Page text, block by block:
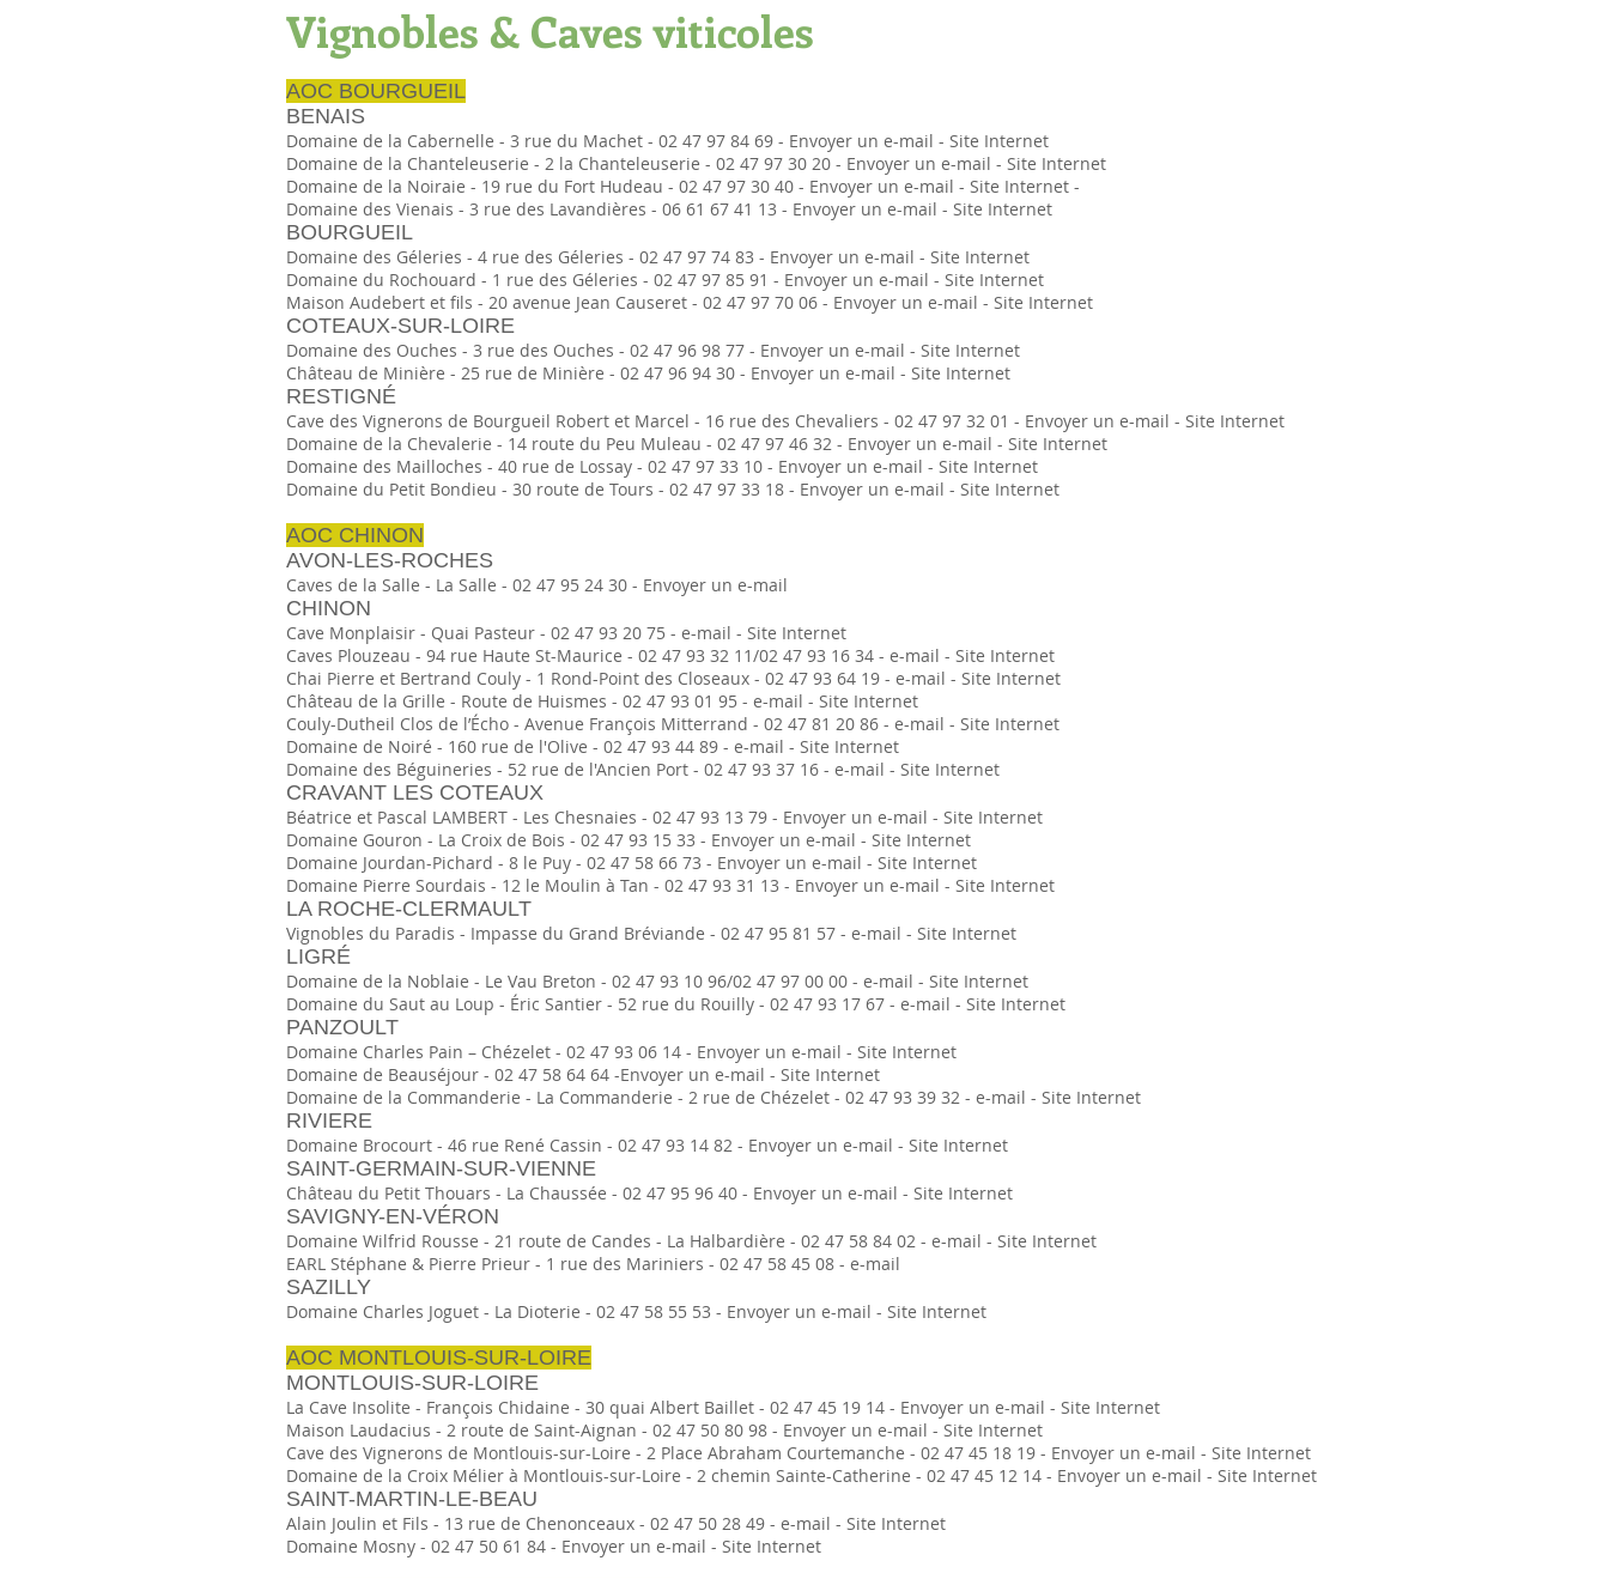
Vignobles & Caves viticoles
AOC BOURGUEIL
BENAIS
Domaine de la Cabernelle - 3 rue du Machet - 02 47 97 84 69 - Envoyer un e-mail - Site Internet
Domaine de la Chanteleuserie - 2 la Chanteleuserie - 02 47 97 30 20 - Envoyer un e-mail - Site Internet
Domaine de la Noiraie - 19 rue du Fort Hudeau - 02 47 97 30 40 - Envoyer un e-mail - Site Internet -
Domaine des Vienais - 3 rue des Lavandières - 06 61 67 41 13 - Envoyer un e-mail - Site Internet
BOURGUEIL
Domaine des Géleries - 4 rue des Géleries - 02 47 97 74 83 - Envoyer un e-mail - Site Internet
Domaine du Rochouard - 1 rue des Géleries - 02 47 97 85 91 - Envoyer un e-mail - Site Internet
Maison Audebert et fils - 20 avenue Jean Causeret - 02 47 97 70 06 - Envoyer un e-mail - Site Internet
COTEAUX-SUR-LOIRE
Domaine des Ouches - 3 rue des Ouches - 02 47 96 98 77 - Envoyer un e-mail - Site Internet
Château de Minière - 25 rue de Minière - 02 47 96 94 30 - Envoyer un e-mail - Site Internet
RESTIGNÉ
Cave des Vignerons de Bourgueil Robert et Marcel - 16 rue des Chevaliers - 02 47 97 32 01 - Envoyer un e-mail - Site Internet
Domaine de la Chevalerie - 14 route du Peu Muleau - 02 47 97 46 32 - Envoyer un e-mail - Site Internet
Domaine des Mailloches - 40 rue de Lossay - 02 47 97 33 10 - Envoyer un e-mail - Site Internet
Domaine du Petit Bondieu - 30 route de Tours - 02 47 97 33 18 - Envoyer un e-mail - Site Internet
AOC CHINON
AVON-LES-ROCHES
Caves de la Salle - La Salle - 02 47 95 24 30 - Envoyer un e-mail
CHINON
Cave Monplaisir - Quai Pasteur - 02 47 93 20 75 - e-mail - Site Internet
Caves Plouzeau - 94 rue Haute St-Maurice - 02 47 93 32 11/02 47 93 16 34 - e-mail - Site Internet
Chai Pierre et Bertrand Couly - 1 Rond-Point des Closeaux - 02 47 93 64 19 - e-mail - Site Internet
Château de la Grille - Route de Huismes - 02 47 93 01 95 - e-mail - Site Internet
Couly-Dutheil Clos de l’Écho - Avenue François Mitterrand - 02 47 81 20 86 - e-mail - Site Internet
Domaine de Noiré - 160 rue de l'Olive - 02 47 93 44 89 - e-mail - Site Internet
Domaine des Béguineries - 52 rue de l'Ancien Port - 02 47 93 37 16 - e-mail - Site Internet
CRAVANT LES COTEAUX
Béatrice et Pascal LAMBERT - Les Chesnaies - 02 47 93 13 79 - Envoyer un e-mail - Site Internet
Domaine Gouron - La Croix de Bois - 02 47 93 15 33 - Envoyer un e-mail - Site Internet
Domaine Jourdan-Pichard - 8 le Puy - 02 47 58 66 73 - Envoyer un e-mail - Site Internet
Domaine Pierre Sourdais - 12 le Moulin à Tan - 02 47 93 31 13 - Envoyer un e-mail - Site Internet
LA ROCHE-CLERMAULT
Vignobles du Paradis - Impasse du Grand Bréviande - 02 47 95 81 57 - e-mail - Site Internet
LIGRÉ
Domaine de la Noblaie - Le Vau Breton - 02 47 93 10 96/02 47 97 00 00 - e-mail - Site Internet
Domaine du Saut au Loup - Éric Santier - 52 rue du Rouilly - 02 47 93 17 67 - e-mail - Site Internet
PANZOULT
Domaine Charles Pain – Chézelet - 02 47 93 06 14 - Envoyer un e-mail - Site Internet
Domaine de Beauséjour - 02 47 58 64 64 -Envoyer un e-mail - Site Internet
Domaine de la Commanderie - La Commanderie - 2 rue de Chézelet - 02 47 93 39 32 - e-mail - Site Internet
RIVIERE
Domaine Brocourt - 46 rue René Cassin - 02 47 93 14 82 - Envoyer un e-mail - Site Internet
SAINT-GERMAIN-SUR-VIENNE
Château du Petit Thouars - La Chaussée - 02 47 95 96 40 - Envoyer un e-mail - Site Internet
SAVIGNY-EN-VÉRON
Domaine Wilfrid Rousse - 21 route de Candes - La Halbardière - 02 47 58 84 02 - e-mail - Site Internet
EARL Stéphane & Pierre Prieur - 1 rue des Mariniers - 02 47 58 45 08 - e-mail
SAZILLY
Domaine Charles Joguet - La Dioterie - 02 47 58 55 53 - Envoyer un e-mail - Site Internet
AOC MONTLOUIS-SUR-LOIRE
MONTLOUIS-SUR-LOIRE
La Cave Insolite - François Chidaine - 30 quai Albert Baillet - 02 47 45 19 14 - Envoyer un e-mail - Site Internet
Maison Laudacius - 2 route de Saint-Aignan - 02 47 50 80 98 - Envoyer un e-mail - Site Internet
Cave des Vignerons de Montlouis-sur-Loire - 2 Place Abraham Courtemanche - 02 47 45 18 19 - Envoyer un e-mail - Site Internet
Domaine de la Croix Mélier à Montlouis-sur-Loire - 2 chemin Sainte-Catherine - 02 47 45 12 14 - Envoyer un e-mail - Site Internet
SAINT-MARTIN-LE-BEAU
Alain Joulin et Fils - 13 rue de Chenonceaux - 02 47 50 28 49 - e-mail - Site Internet
Domaine Mosny - 02 47 50 61 84 - Envoyer un e-mail - Site Internet